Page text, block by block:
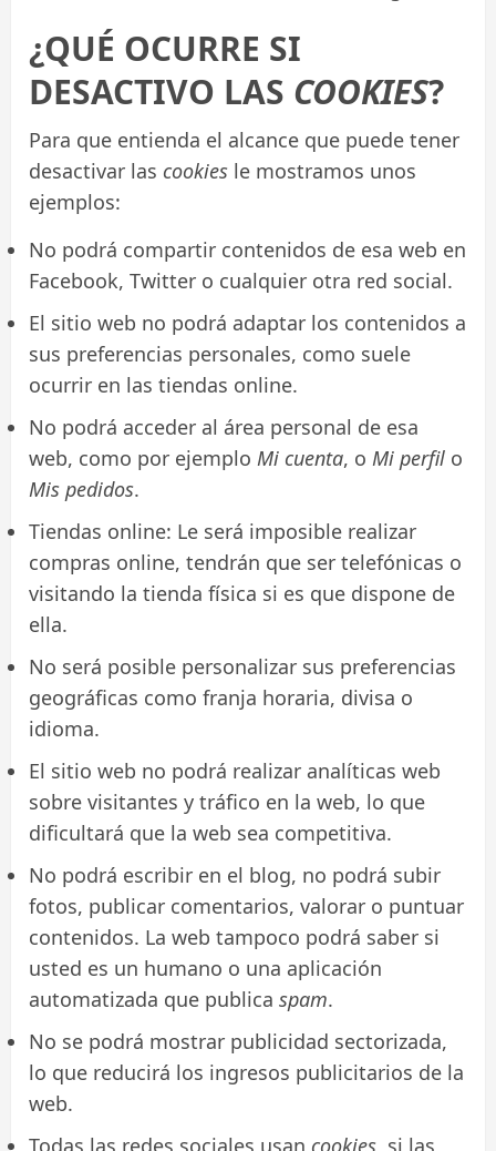
¿QUÉ OCURRE SI
DESACTIVO LAS COOKIES?
Para que entienda el alcance que puede tener
desactivar las cookies le mostramos unos
ejemplos:
No podrá compartir contenidos de esa web en
Facebook, Twitter o cualquier otra red social.
El sitio web no podrá adaptar los contenidos a
sus preferencias personales, como suele
ocurrir en las tiendas online.
No podrá acceder al área personal de esa
web, como por ejemplo Mi cuenta, o Mi perfil o
Mis pedidos.
Tiendas online: Le será imposible realizar
compras online, tendrán que ser telefónicas o
visitando la tienda física si es que dispone de
ella.
No será posible personalizar sus preferencias
geográficas como franja horaria, divisa o
idioma.
El sitio web no podrá realizar analíticas web
sobre visitantes y tráfico en la web, lo que
dificultará que la web sea competitiva.
No podrá escribir en el blog, no podrá subir
fotos, publicar comentarios, valorar o puntuar
contenidos. La web tampoco podrá saber si
usted es un humano o una aplicación
automatizada que publica spam.
No se podrá mostrar publicidad sectorizada,
lo que reducirá los ingresos publicitarios de la
web.
Todas las redes sociales usan cookies , si las